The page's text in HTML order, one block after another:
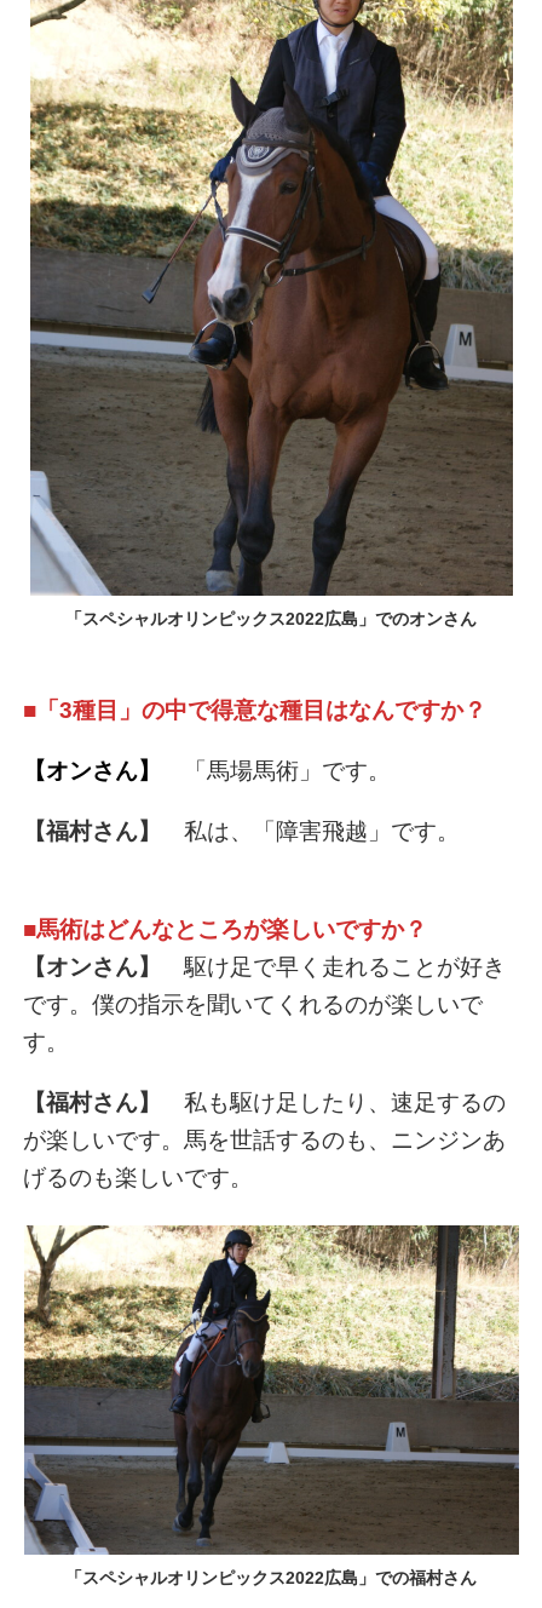
「スペシャルオリンピックス2022広島」でのオンさん
■「3種目」の中で得意な種目はなんですか？
【オンさん】 「馬場馬術」です。
【福村さん】 私は、「障害飛越」です。
■馬術はどんなところが楽しいですか？
【オンさん】
駆け足で早く走れることが好き
です。僕の指示を聞いてくれるのが楽しいで
す。
【福村さん】
私も駆け足したり、速足するの
が楽しいです。馬を世話するのも、ニンジンあ
げるのも楽しいです。
「スペシャルオリンピックス2022広島」での福村さん